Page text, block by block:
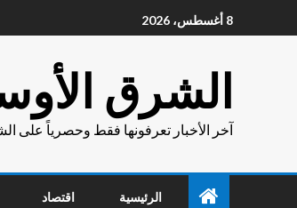
8 أغسطس، 2026
الشرق
آخر الأخبار تعرفونها فقط وحصرياً على
الرئيسية اقتصاد